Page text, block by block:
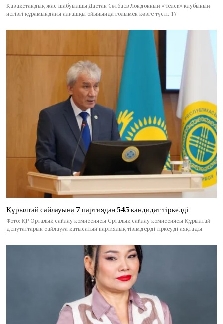
Қазақстандық жас шабуылшы Дастан Сәтбаев Лондонның «Челси» клубының
негізгі құрамындағы алғашқы ойынында голымен көзге түсті. 17
Құрылтай сайлауына 7 партиядан 545 кандидат тіркелді
Фото: ҚР Орталық сайлау комиссиясы Орталық сайлау комиссиясы Құрылтай
депутаттарын сайлауға қатысатын партиялық тізімдерді тіркеуді аяқтады.